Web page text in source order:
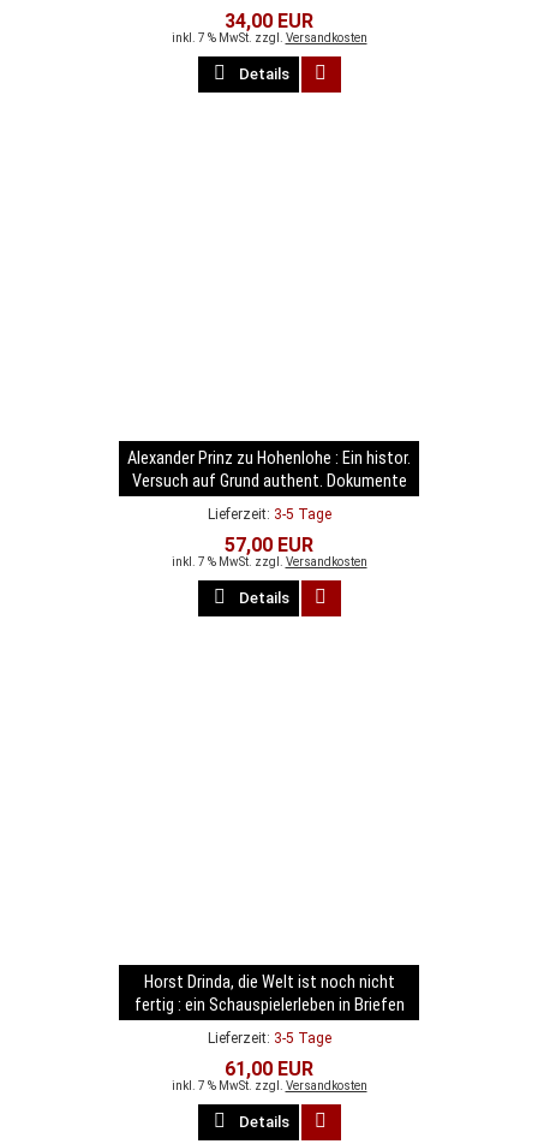
34,00 EUR
inkl. 7 % MwSt. zzgl. Versandkosten
Details
Alexander Prinz zu Hohenlohe : Ein histor.
Versuch auf Grund authent. Dokumente
Lieferzeit: 3-5 Tage
57,00 EUR
inkl. 7 % MwSt. zzgl. Versandkosten
Details
Horst Drinda, die Welt ist noch nicht
fertig : ein Schauspielerleben in Briefen
Lieferzeit: 3-5 Tage
61,00 EUR
inkl. 7 % MwSt. zzgl. Versandkosten
Details